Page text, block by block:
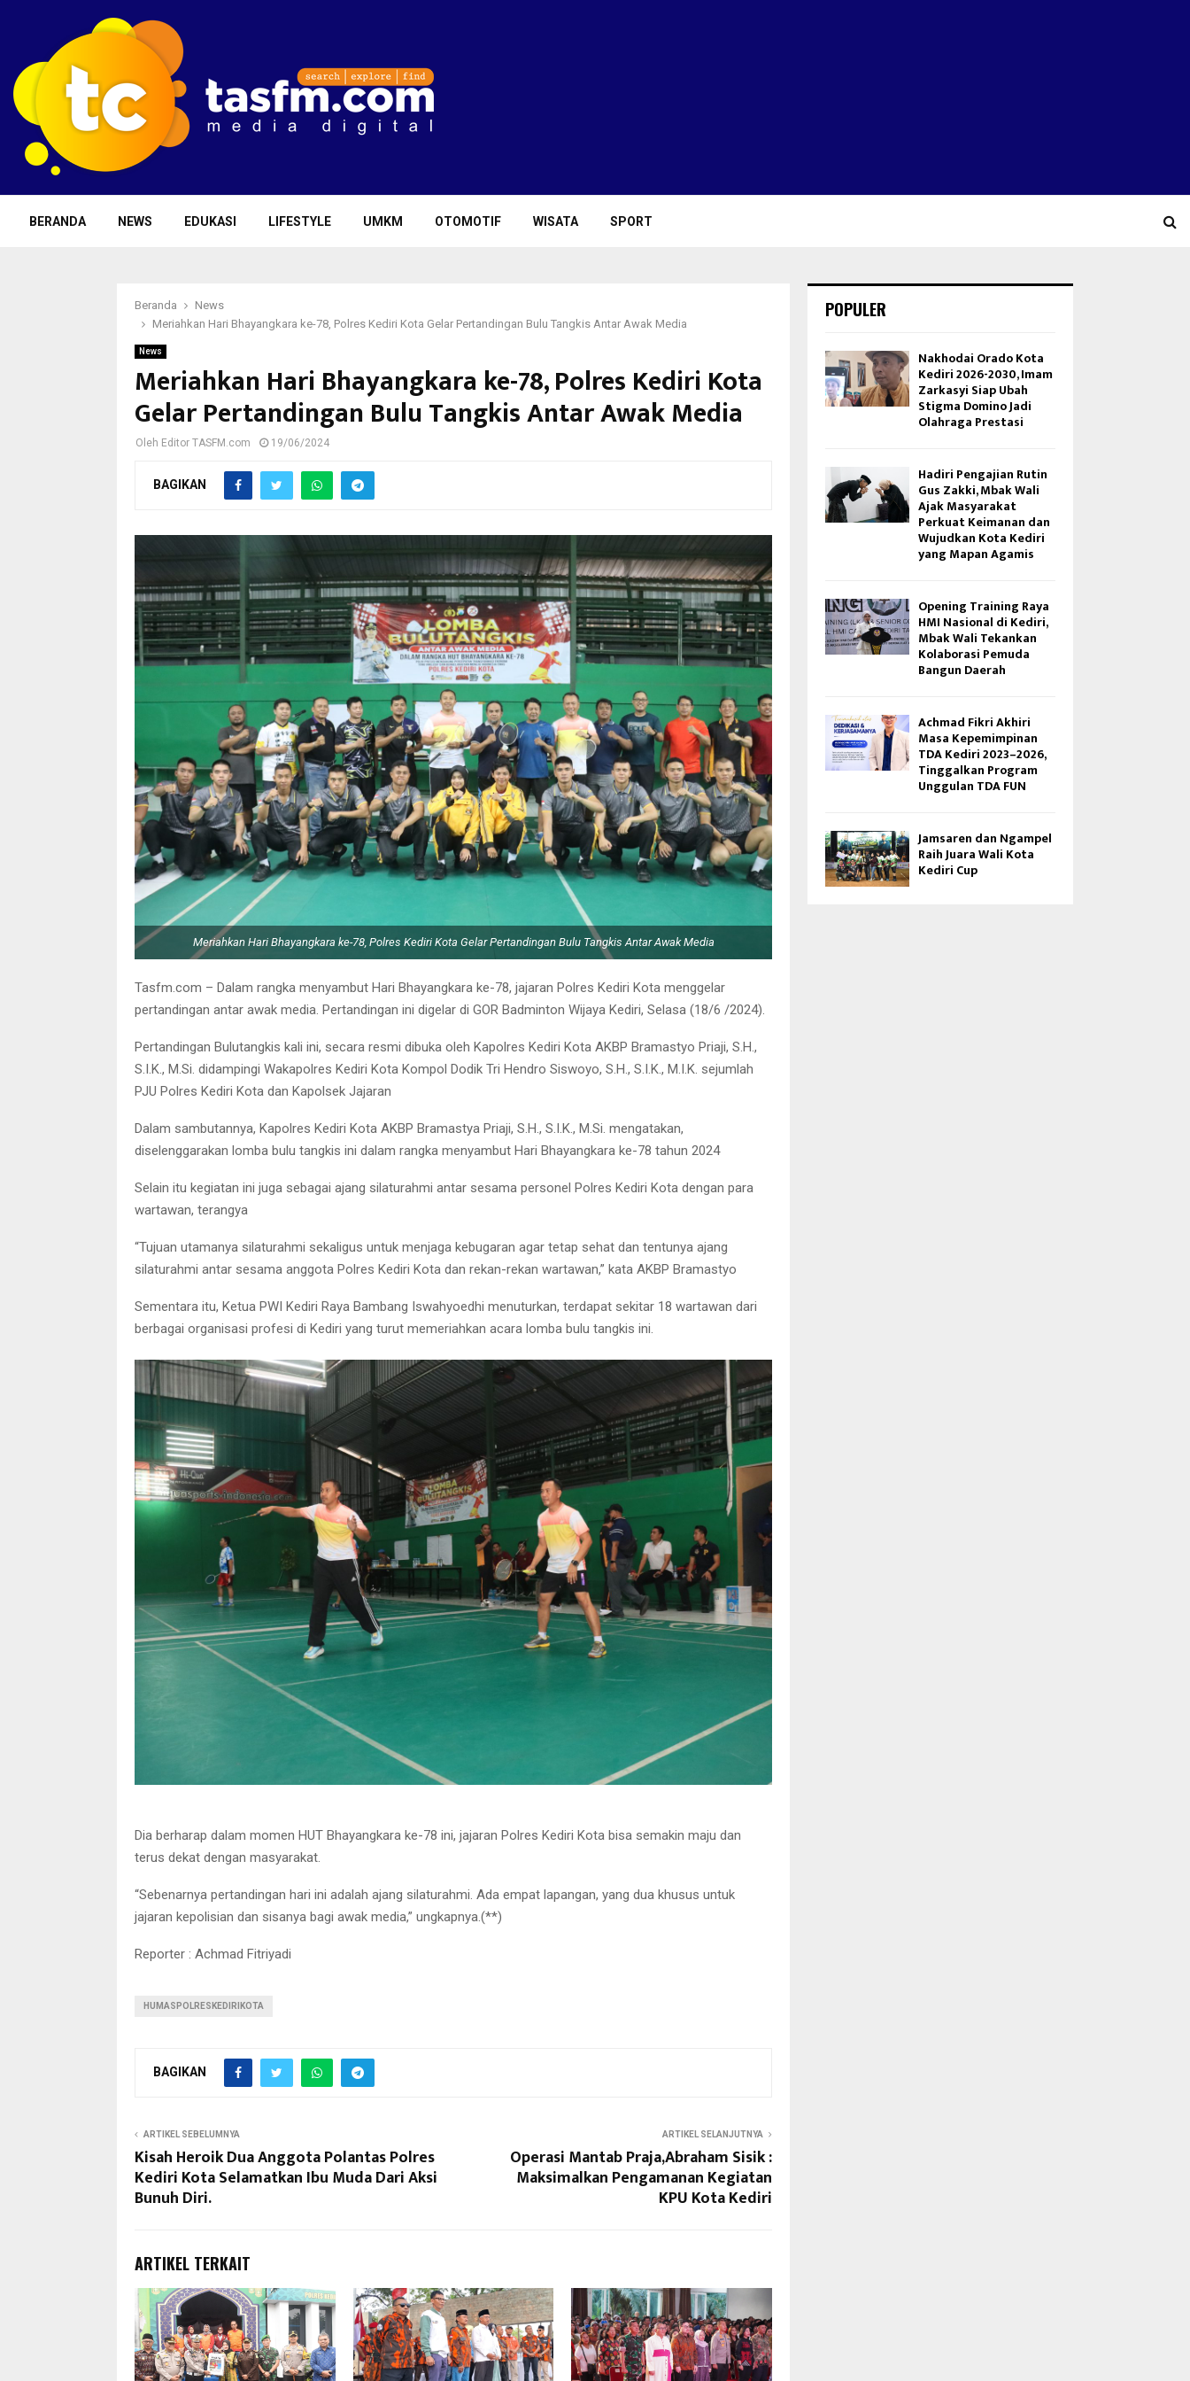
BERANDA NEWS EDUKASI LIFESTYLE UMKM OTOMOTIF WISATA SPORT
Beranda
News
Meriahkan Hari Bhayangkara ke-78, Polres Kediri Kota Gelar Pertandingan Bulu Tangkis Antar Awak Media
News
Meriahkan Hari Bhayangkara ke-78, Polres Kediri Kota
Gelar Pertandingan Bulu Tangkis Antar Awak Media
Oleh Editor TASFM.com 19/06/2024
BAGIKAN
Meriahkan Hari Bhayangkara ke-78, Polres Kediri Kota Gelar Pertandingan Bulu Tangkis Antar Awak Media
Tasfm.com – Dalam rangka menyambut Hari Bhayangkara ke-78, jajaran Polres Kediri Kota menggelar
pertandingan antar awak media. Pertandingan ini digelar di GOR Badminton Wijaya Kediri, Selasa (18/6 /2024).
Pertandingan Bulutangkis kali ini, secara resmi dibuka oleh Kapolres Kediri Kota AKBP Bramastyo Priaji, S.H.,
S.I.K., M.Si. didampingi Wakapolres Kediri Kota Kompol Dodik Tri Hendro Siswoyo, S.H., S.I.K., M.I.K. sejumlah
PJU Polres Kediri Kota dan Kapolsek Jajaran
Dalam sambutannya, Kapolres Kediri Kota AKBP Bramastya Priaji, S.H., S.I.K., M.Si. mengatakan,
diselenggarakan lomba bulu tangkis ini dalam rangka menyambut Hari Bhayangkara ke-78 tahun 2024
Selain itu kegiatan ini juga sebagai ajang silaturahmi antar sesama personel Polres Kediri Kota dengan para
wartawan, terangya
“Tujuan utamanya silaturahmi sekaligus untuk menjaga kebugaran agar tetap sehat dan tentunya ajang
silaturahmi antar sesama anggota Polres Kediri Kota dan rekan-rekan wartawan,” kata AKBP Bramastyo
Sementara itu, Ketua PWI Kediri Raya Bambang Iswahyoedhi menuturkan, terdapat sekitar 18 wartawan dari
berbagai organisasi profesi di Kediri yang turut memeriahkan acara lomba bulu tangkis ini.
Dia berharap dalam momen HUT Bhayangkara ke-78 ini, jajaran Polres Kediri Kota bisa semakin maju dan
terus dekat dengan masyarakat.
“Sebenarnya pertandingan hari ini adalah ajang silaturahmi. Ada empat lapangan, yang dua khusus untuk
jajaran kepolisian dan sisanya bagi awak media,” ungkapnya.(**)
Reporter : Achmad Fitriyadi
HUMASPOLRESKEDIRIKOTA
BAGIKAN
ARTIKEL SEBELUMNYA
Kisah Heroik Dua Anggota Polantas Polres
Kediri Kota Selamatkan Ibu Muda Dari Aksi
Bunuh Diri.
ARTIKEL SELANJUTNYA
Operasi Mantab Praja,Abraham Sisik :
Maksimalkan Pengamanan Kegiatan
KPU Kota Kediri
ARTIKEL TERKAIT
POPULER
Nakhodai Orado Kota
Kediri 2026-2030, Imam
Zarkasyi Siap Ubah
Stigma Domino Jadi
Olahraga Prestasi
Hadiri Pengajian Rutin
Gus Zakki, Mbak Wali
Ajak Masyarakat
Perkuat Keimanan dan
Wujudkan Kota Kediri
yang Mapan Agamis
Opening Training Raya
HMI Nasional di Kediri,
Mbak Wali Tekankan
Kolaborasi Pemuda
Bangun Daerah
Achmad Fikri Akhiri
Masa Kepemimpinan
TDA Kediri 2023–2026,
Tinggalkan Program
Unggulan TDA FUN
Jamsaren dan Ngampel
Raih Juara Wali Kota
Kediri Cup